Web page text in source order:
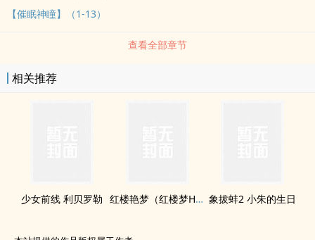
【催眠神瞳】（1-13）
查看全部章节
相关推荐
少女前线 利贝罗勒 红楼艳梦（红楼梦H版） 象拔蚌2 小朱的生日